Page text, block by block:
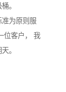
。
准为原则服
位客户， 我
。